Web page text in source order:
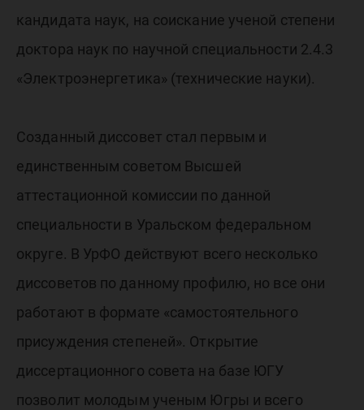
кандидата наук, на соискание ученой степени
доктора наук по научной специальности 2.4.3
«Электроэнергетика» (технические науки).
Созданный диссовет стал первым и
единственным советом Высшей
аттестационной комиссии по данной
специальности в Уральском федеральном
округе. В УрФО действуют всего несколько
диссоветов по данному профилю, но все они
работают в формате «самостоятельного
присуждения степеней». Открытие
диссертационного совета на базе ЮГУ
позволит молодым ученым Югры и всего